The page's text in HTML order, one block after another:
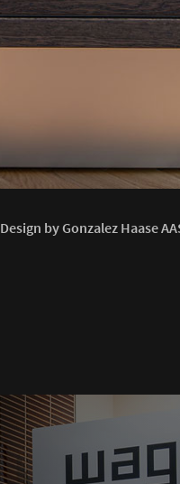
Design by Gonzalez Haase